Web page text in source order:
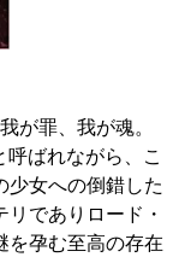
が罪、我が魂。
ばれながら、こ
少女への倒錯した
でありロード・
を孕む至高の存在